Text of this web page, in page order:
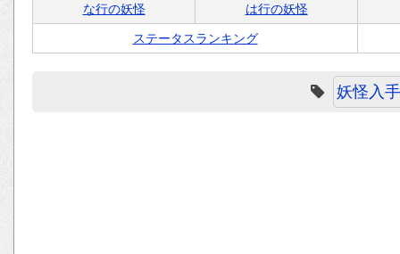
な行の妖怪 は行の妖怪
ステータスランキング
妖怪入